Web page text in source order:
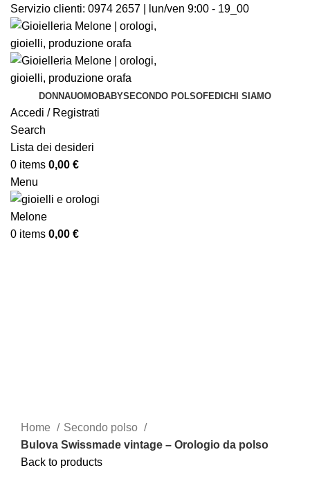
Servizio clienti: 0974 2657 | lun/ven 9:00 - 19_00
DONNAUOMOBABYSECONDO POLSOFEDI CHI SIAMO
Accedi / Registrati
Search
Lista dei desideri
0 items 0,00 €
Menu
0 items 0,00 €
Home
Secondo polso
Bulova Swissmade vintage – Orologio da polso
Back to products